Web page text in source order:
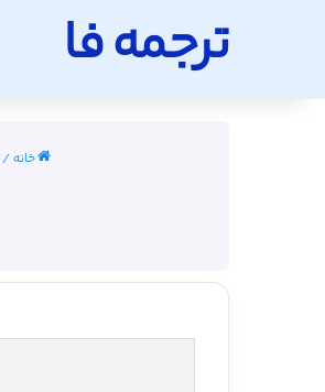
ترجمه فا
خانه/